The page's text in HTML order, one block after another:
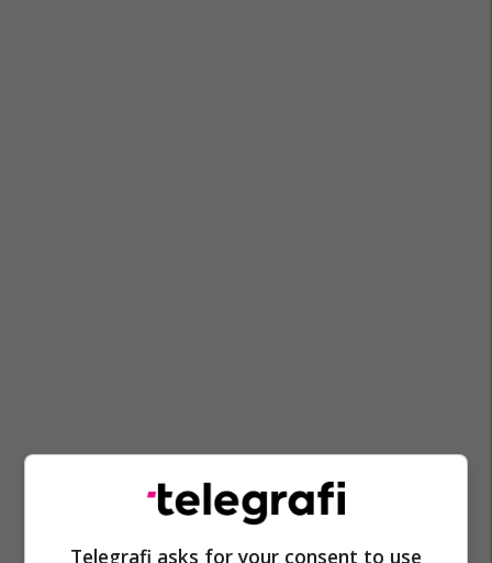
Telegrafi asks for your consent to use